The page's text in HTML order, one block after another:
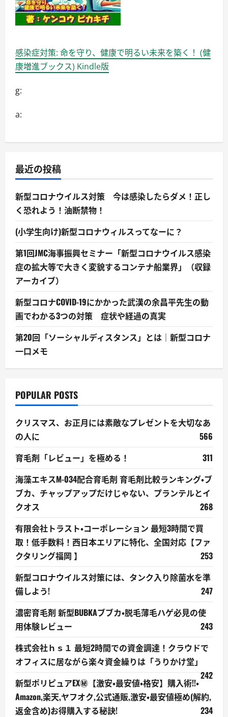
感染症対策: 命を守り、健康で明るい未来を築く！ (健
康増進ブックス) Kindle版
g:
a:
最近の投稿
新型コロナウイルス対策 今は感染したらダメ！正し
く恐れよう！油断禁物！
(小学生向け)新型コロナウィルスってなーに？
第1回JMC海事振興セミナー「新型コロナウイルス感染
症の拡大等で大きく変貌するコンテナ船業界」（収録
アーカイブ）
新型コロナCOVID-19にかかった武漢の余昌平先生の動
画でわかる3つの対策 症状や経過の真実
第20回「ソーシャルディスタンス」とは｜新型コロナ
一口メモ
POPULAR POSTS
クリスマス、お正月には素敵なプレゼントを大切なあ
の人に
566
育毛剤「レビュー」を極める！
311
海藻エキスM-034配合育毛剤 育毛剤比較ランキング・ブ
ブカ、チャップアップだけじゃない、プランテルとイ
クオス
268
有限会社トラスト・コーポレーション 最短3時間で買
取！低手数料！西日本エリアに特化、全国対応【ファ
クタリング福岡 】
253
新型コロナウイルス対策には、タンク入り除菌水を準
備しよう!
247
濃密育毛剤 新型BUBKAブブカ・脱毛薄毛ハゲ必見の使
用体験レビュー
243
株式会社ｈｓ１ 最短2時間での資金調達！クラウドで
オフィスに居ながら楽々資金繰りは「うりかけ堂」
242
新型ポリピュアEX㊙【激安・最安値・格安】購入術!!・
Amazon,楽天,ヤフオク,公式通販,激安・最安値極め(解約,
返金含め)お得購入する秘訣!
234